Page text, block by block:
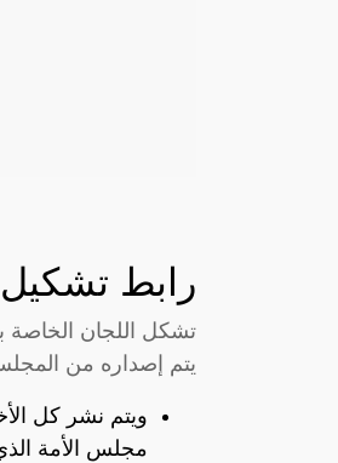
رابط
تشكل اللجان الخاصة
يتم إصداره من
ويتم نشر كل
مجلس الأمة